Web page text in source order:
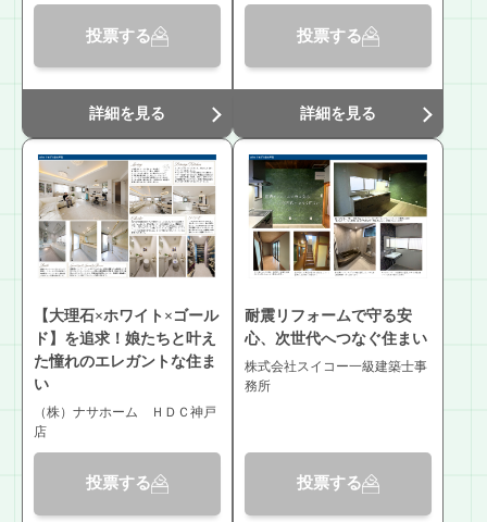
投票する
詳細を見る
投票する
詳細を見る
【大理石×ホワイト×ゴール
ド】を追求！娘たちと叶え
た憧れのエレガントな住ま
い
（株）ナサホーム ＨＤＣ神戸
店
投票する
耐震リフォームで守る安
心、次世代へつなぐ住まい
株式会社スイコー一級建築士事
務所
投票する